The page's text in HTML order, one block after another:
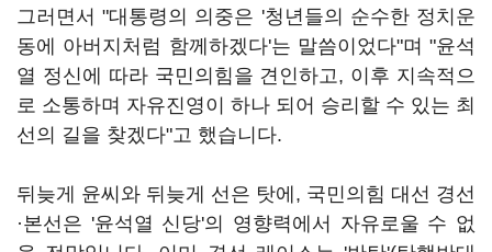
그러면서 "대통령의 의중은 '청년들의 순수한 정치운
동에 아버지처럼 함께하겠다'는 말씀이었다"며 "윤석
열 정신에 따라 국민의힘을 견인하고, 이후 지속적으
로 소통하며 자유진영이 하나 되어 승리할 수 있는 최
선의 길을 찾겠다"고 했습니다.
뒤늦게 윤씨와 뒤늦게 선은 탓에, 국민의힘 대선 경선
·본선은 '윤석열 신당'의 영향력에서 자유로울 수 없